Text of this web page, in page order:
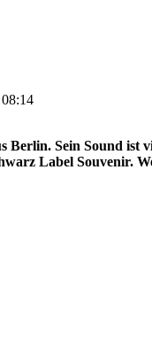
Sein Sound ist
Label